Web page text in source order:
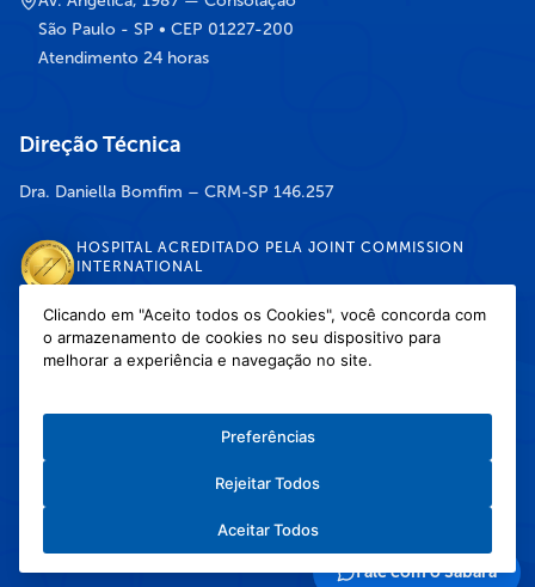
Fale com o Sabará
São Paulo - SP • CEP 01227-200
Atendimento 24 horas
Direção Técnica
Dra. Daniella Bomfim – CRM-SP 146.257
HOSPITAL ACREDITADO PELA JOINT COMMISSION
INTERNATIONAL
DISPONÍVEL NAS LOJAS
Política de Cookies
Copyright © 2026 Hospital Infantil Sabará — Todos os direitos reservados.
Clicando em "Aceito todos os Cookies", você concorda com
o armazenamento de cookies no seu dispositivo para
melhorar a experiência e navegação no site.
Preferências
Rejeitar Todos
Aceitar Todos